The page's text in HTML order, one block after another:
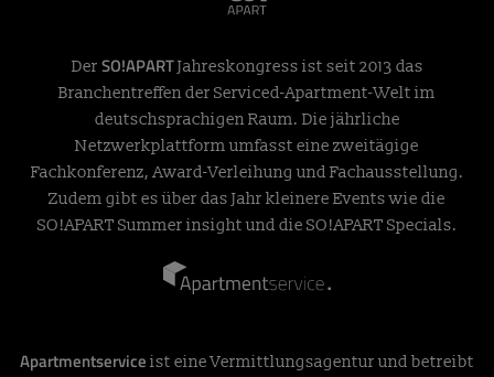
Der SO!APARTJahreskongress ist seit 2013 das
Branchentreffen der Serviced-Apartment-Welt im
deutschsprachigen Raum. Die jährliche
Netzwerkplattform umfasst eine zweitägige
Fachkonferenz, Award-Verleihung und Fachausstellung.
Zudem gibt es über das Jahr kleinere Events wie die
SO!APART Summer insight und die SO!APART Specials.
Apartmentservice ist eine Vermittlungsagentur und betreibt